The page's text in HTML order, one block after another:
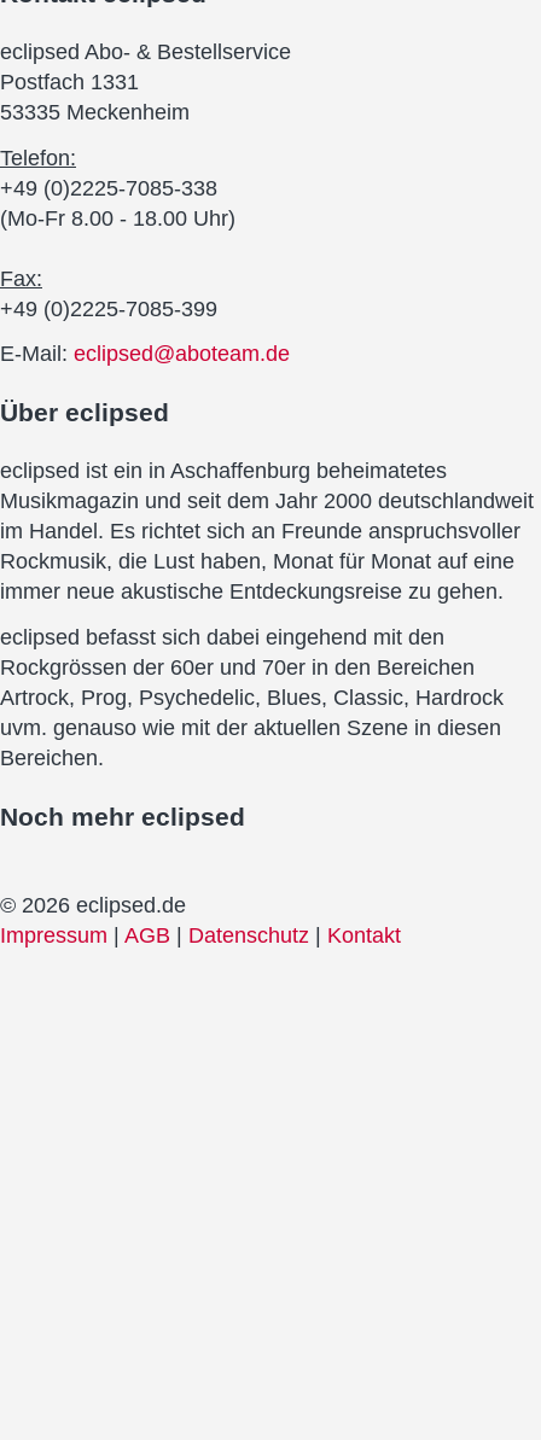
eclipsed Abo- & Bestellservice
Postfach 1331
53335 Meckenheim
Telefon:
+49 (0)2225-7085-338
(Mo-Fr 8.00 - 18.00 Uhr)
Fax:
+49 (0)2225-7085-399
E-Mail: eclipsed@aboteam.de
Über eclipsed
eclipsed ist ein in Aschaffenburg beheimatetes
Musikmagazin und seit dem Jahr 2000 deutschlandweit
im Handel. Es richtet sich an Freunde anspruchsvoller
Rockmusik, die Lust haben, Monat für Monat auf eine
immer neue akustische Entdeckungsreise zu gehen.
eclipsed befasst sich dabei eingehend mit den
Rockgrössen der 60er und 70er in den Bereichen
Artrock, Prog, Psychedelic, Blues, Classic, Hardrock
uvm. genauso wie mit der aktuellen Szene in diesen
Bereichen.
Noch mehr eclipsed
© 2026 eclipsed.de
Impressum | AGB | Datenschutz | Kontakt